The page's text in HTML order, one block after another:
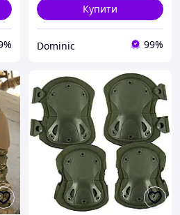
Купити
Dominic 99%